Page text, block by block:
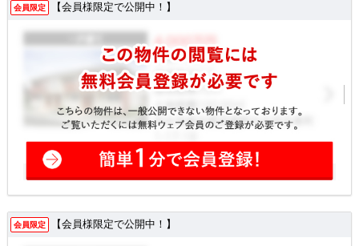
会員限定 【会員様限定で公開中！】
会員限定 【会員様限定で公開中！】